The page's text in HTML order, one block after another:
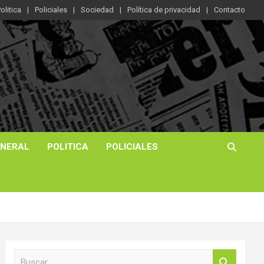
Policiales Sociedad Política de privacidad Contacto
POLITICA POLICIALES